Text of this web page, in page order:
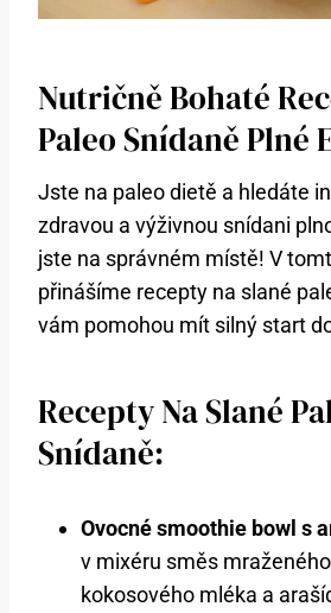
Nutričně Bohaté
Paleo Snídaně Plné
Jste na paleo dietě a hledáte
zdravou a výživnou snídani
jste na správném místě! V
přinášíme recepty na slané
vám pomohou mít silný start
Recepty Na Slané
Snídaně:
Ovocné smoothie bowl s
v mixéru směs
kokosového mléka a